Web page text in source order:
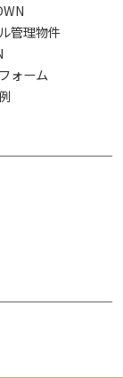
管理物件
ォーム